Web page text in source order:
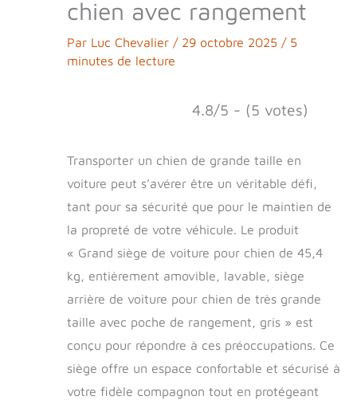
chien avec rangement
Par Luc Chevalier / 29 octobre 2025 / 5
minutes de lecture
4.8/5 - (5 votes)
Transporter un chien de grande taille en
voiture peut s’avérer être un véritable défi,
tant pour sa sécurité que pour le maintien de
la propreté de votre véhicule. Le produit
« Grand siège de voiture pour chien de 45,4
kg, entièrement amovible, lavable, siège
arrière de voiture pour chien de très grande
taille avec poche de rangement, gris » est
conçu pour répondre à ces préoccupations. Ce
siège offre un espace confortable et sécurisé à
votre fidèle compagnon tout en protégeant